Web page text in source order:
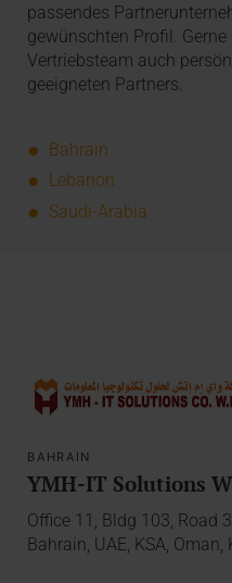
passendes
gewünschten Profil.
Vertriebsteam auch
geeigneten Partners.
Bahrain
Lebanon
Saudi-Arabia
BAHRAIN
YMH-IT Solutions
Office 11, Bldg 103, Road
Bahrain, UAE, KSA,